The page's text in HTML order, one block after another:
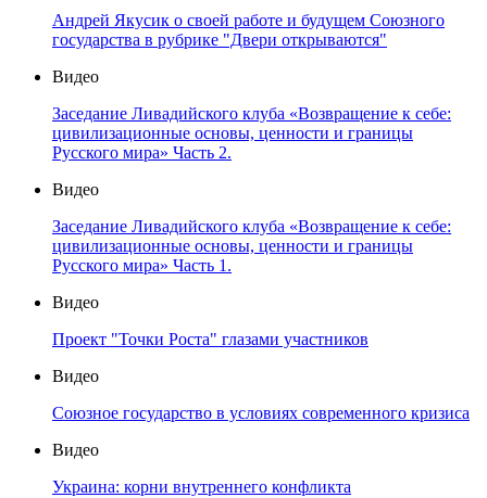
Андрей Якусик о своей работе и будущем Союзного
государства в рубрике "Двери открываются"
Видео
Заседание Ливадийского клуба «Возвращение к себе:
цивилизационные основы, ценности и границы
Русского мира» Часть 2.
Видео
Заседание Ливадийского клуба «Возвращение к себе:
цивилизационные основы, ценности и границы
Русского мира» Часть 1.
Видео
Проект "Точки Роста" глазами участников
Видео
Союзное государство в условиях современного кризиса
Видео
Украина: корни внутреннего конфликта